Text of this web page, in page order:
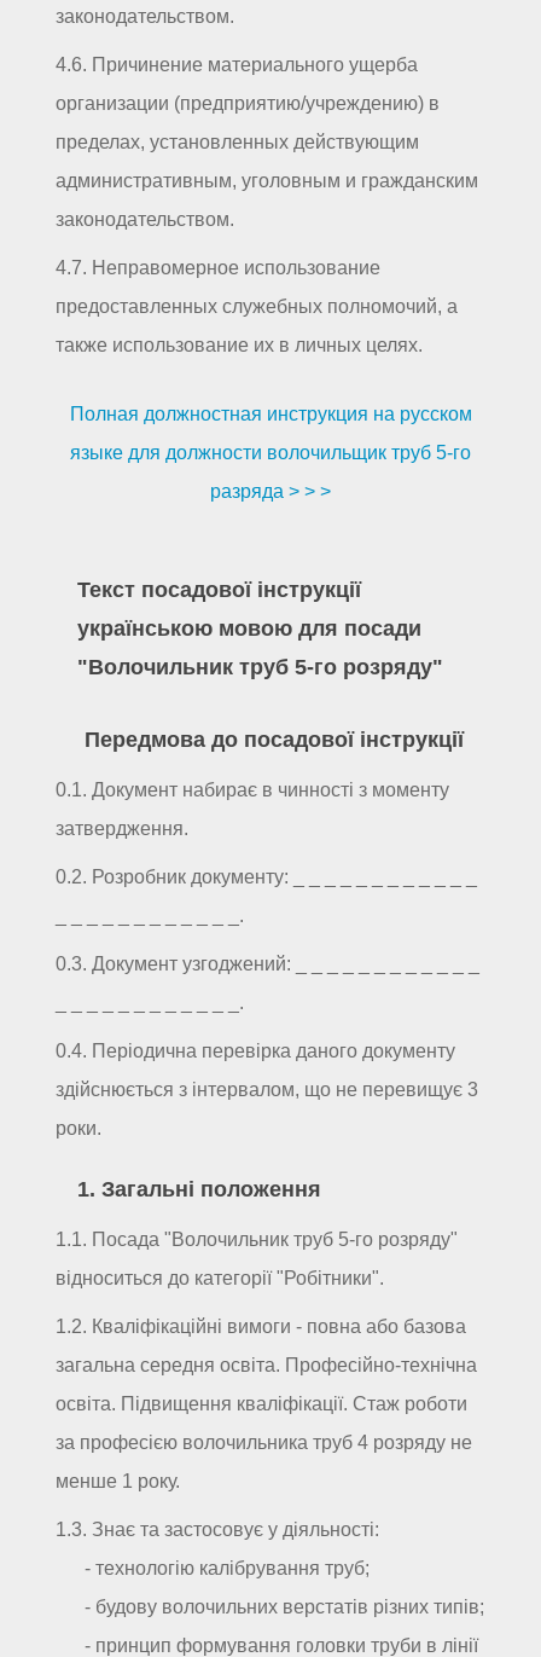
законодательством.
4.6. Причинение материального ущерба
организации (предприятию/учреждению) в
пределах, установленных действующим
административным, уголовным и гражданским
законодательством.
4.7. Неправомерное использование
предоставленных служебных полномочий, а
также использование их в личных целях.
Полная должностная инструкция на русском
языке для должности волочильщик труб 5-го
разряда > > >
Текст посадової інструкції
українською мовою для посади
"Волочильник труб 5-го розряду"
Передмова до посадової інструкції
0.1. Документ набирає в чинності з моменту
затвердження.
0.2. Розробник документу: _ _ _ _ _ _ _ _ _ _ _ _
_ _ _ _ _ _ _ _ _ _ _ _.
0.3. Документ узгоджений: _ _ _ _ _ _ _ _ _ _ _ _
_ _ _ _ _ _ _ _ _ _ _ _.
0.4. Періодична перевірка даного документу
здійснюється з інтервалом, що не перевищує 3
роки.
1. Загальні положення
1.1. Посада "Волочильник труб 5-го розряду"
відноситься до категорії "Робітники".
1.2. Кваліфікаційні вимоги - повна або базова
загальна середня освіта. Професійно-технічна
освіта. Підвищення кваліфікації. Стаж роботи
за професією волочильника труб 4 розряду не
менше 1 року.
1.3. Знає та застосовує у діяльності:
- технологію калібрування труб;
- будову волочильних верстатів різних типів;
- принцип формування головки труби в лінії